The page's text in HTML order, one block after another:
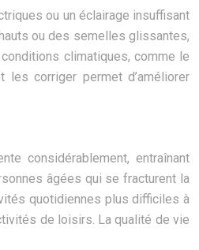
ou un éclairage insuffisant
ou des semelles glissantes,
climatiques, comme le
corriger permet d’améliorer
considérablement, entraînant
âgées qui se fracturent la
quotidiennes plus difficiles à
de loisirs. La qualité de vie